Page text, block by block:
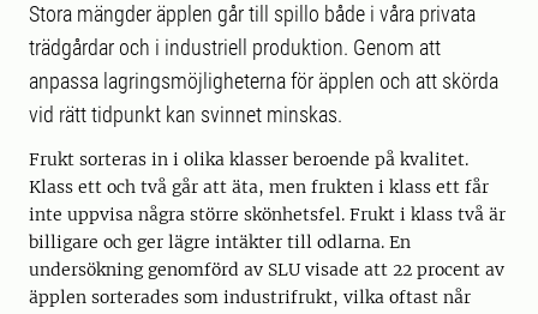
Stora mängder äpplen går till spillo både i våra privata
trädgårdar och i industriell produktion. Genom att
anpassa lagringsmöjligheterna för äpplen och att skörda
vid rätt tidpunkt kan svinnet minskas.
Frukt sorteras in i olika klasser beroende på kvalitet.
Klass ett och två går att äta, men frukten i klass ett får
inte uppvisa några större skönhetsfel. Frukt i klass två är
billigare och ger lägre intäkter till odlarna. En
undersökning genomförd av SLU visade att 22 procent av
äpplen sorterades som industrifrukt, vilka oftast når